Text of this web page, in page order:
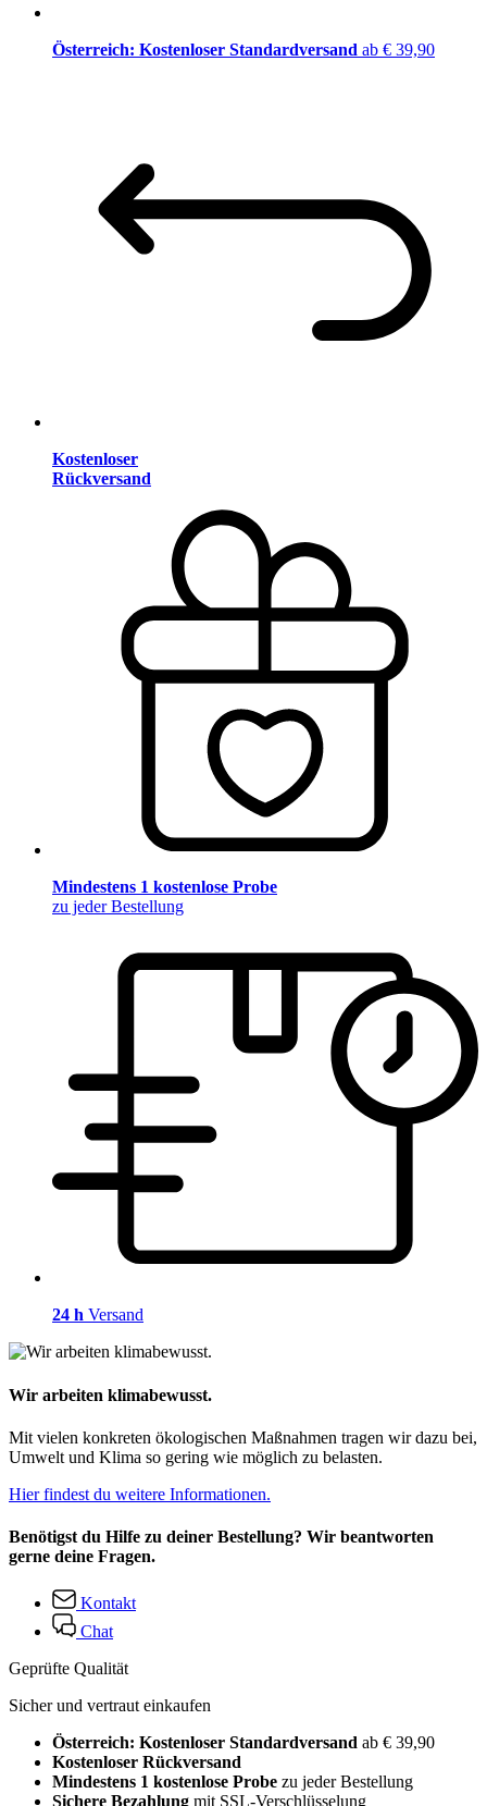
Österreich: Kostenloser Standardversand ab € 39,90
Kostenloser
Rückversand
Mindestens 1 kostenlose Probe
zu jeder Bestellung
24 h Versand
Wir arbeiten klimabewusst.
Mit vielen konkreten ökologischen Maßnahmen tragen wir dazu bei,
Umwelt und Klima so gering wie möglich zu belasten.
Hier findest du weitere Informationen.
Benötigst du Hilfe zu deiner Bestellung? Wir beantworten
gerne deine Fragen.
Kontakt
Chat
Geprüfte Qualität
Sicher und vertraut einkaufen
Österreich: Kostenloser Standardversand ab € 39,90
Kostenloser Rückversand
Mindestens 1 kostenlose Probe zu jeder Bestellung
Sichere Bezahlung mit SSL-Verschlüsselung